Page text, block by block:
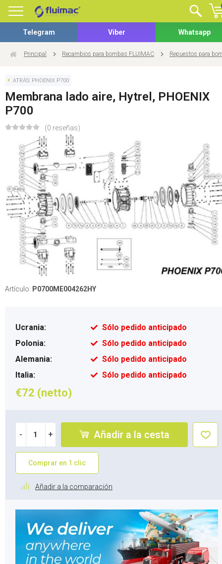
Telegram Viber Whatsapp
Principal Recambios para bombas FLUIMAC Repuestos para
ATRÁS: PHOENIX P700
Membrana lado aire, Hytrel, PHOENIX
P700
(0 reseñas)
Artículo: P0700ME004262HY
Ucrania:
Sólo pedido anticipado
Polonia:
Sólo pedido anticipado
Alemania:
Sólo pedido anticipado
Italia:
Sólo pedido anticipado
€72 (netto)
- + Añadir a la cesta
Comprar en 1 clic
Añadir a la comparación